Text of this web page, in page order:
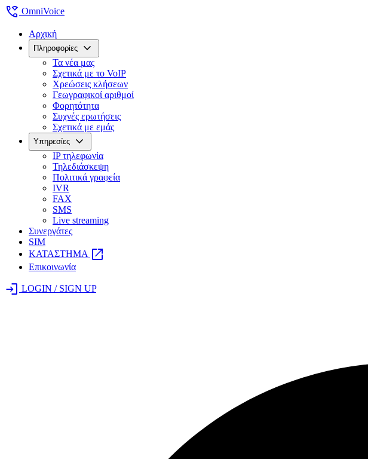
wifi_calling OmniVoice
Αρχική
Πληροφορίες expand_more
Τα νέα μας
Σχετικά με το VoIP
Χρεώσεις κλήσεων
Γεωγραφικοί αριθμοί
Φορητότητα
Συχνές ερωτήσεις
Σχετικά με εμάς
Υπηρεσίες expand_more
IP τηλεφωνία
Τηλεδιάσκεψη
Πολιτικά γραφεία
IVR
FAX
SMS
Live streaming
Συνεργάτες
SIM
ΚΑΤΑΣΤΗΜΑ open_in_new
Επικοινωνία
login LOGIN / SIGN UP